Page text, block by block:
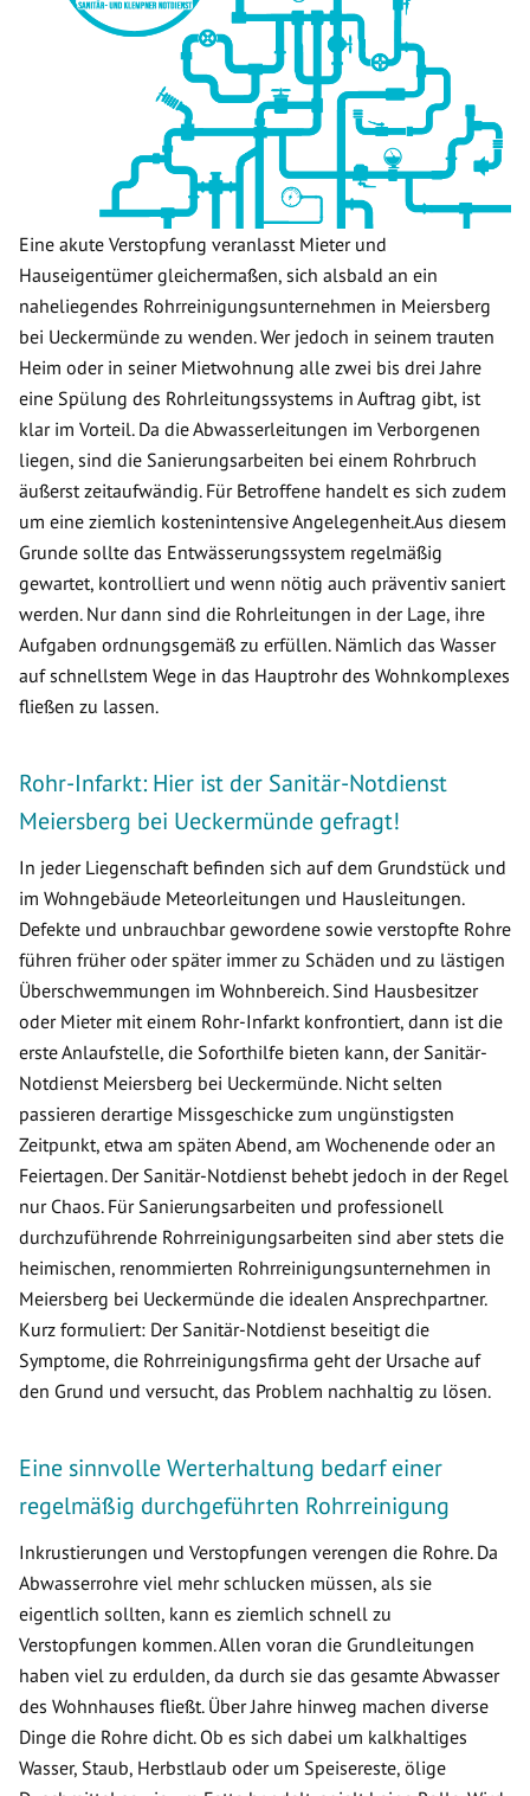
Eine akute Verstopfung veranlasst Mieter und
Hauseigentümer gleichermaßen, sich alsbald an ein
naheliegendes Rohrreinigungsunternehmen in Meiersberg
bei Ueckermünde zu wenden. Wer jedoch in seinem trauten
Heim oder in seiner Mietwohnung alle zwei bis drei Jahre
eine Spülung des Rohrleitungssystems in Auftrag gibt, ist
klar im Vorteil. Da die Abwasserleitungen im Verborgenen
liegen, sind die Sanierungsarbeiten bei einem Rohrbruch
äußerst zeitaufwändig. Für Betroffene handelt es sich zudem
um eine ziemlich kostenintensive Angelegenheit.Aus diesem
Grunde sollte das Entwässerungssystem regelmäßig
gewartet, kontrolliert und wenn nötig auch präventiv saniert
werden. Nur dann sind die Rohrleitungen in der Lage, ihre
Aufgaben ordnungsgemäß zu erfüllen. Nämlich das Wasser
auf schnellstem Wege in das Hauptrohr des Wohnkomplexes
fließen zu lassen.
Rohr-Infarkt: Hier ist der Sanitär-Notdienst
Meiersberg bei Ueckermünde gefragt!
In jeder Liegenschaft befinden sich auf dem Grundstück und
im Wohngebäude Meteorleitungen und Hausleitungen.
Defekte und unbrauchbar gewordene sowie verstopfte Rohre
führen früher oder später immer zu Schäden und zu lästigen
Überschwemmungen im Wohnbereich. Sind Hausbesitzer
oder Mieter mit einem Rohr-Infarkt konfrontiert, dann ist die
erste Anlaufstelle, die Soforthilfe bieten kann, der Sanitär-
Notdienst Meiersberg bei Ueckermünde. Nicht selten
passieren derartige Missgeschicke zum ungünstigsten
Zeitpunkt, etwa am späten Abend, am Wochenende oder an
Feiertagen. Der Sanitär-Notdienst behebt jedoch in der Regel
nur Chaos. Für Sanierungsarbeiten und professionell
durchzuführende Rohrreinigungsarbeiten sind aber stets die
heimischen, renommierten Rohrreinigungsunternehmen in
Meiersberg bei Ueckermünde die idealen Ansprechpartner.
Kurz formuliert: Der Sanitär-Notdienst beseitigt die
Symptome, die Rohrreinigungsfirma geht der Ursache auf
den Grund und versucht, das Problem nachhaltig zu lösen.
Eine sinnvolle Werterhaltung bedarf einer
regelmäßig durchgeführten Rohrreinigung
Inkrustierungen und Verstopfungen verengen die Rohre. Da
Abwasserrohre viel mehr schlucken müssen, als sie
eigentlich sollten, kann es ziemlich schnell zu
Verstopfungen kommen. Allen voran die Grundleitungen
haben viel zu erdulden, da durch sie das gesamte Abwasser
des Wohnhauses fließt. Über Jahre hinweg machen diverse
Dinge die Rohre dicht. Ob es sich dabei um kalkhaltiges
Wasser, Staub, Herbstlaub oder um Speisereste, ölige